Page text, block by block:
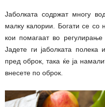
Јаболката содржат многу
малку калории. Богати се со
кои помагаат во
Јадете ги јаболката
пред оброк, така ќе ја
внесете по оброк.